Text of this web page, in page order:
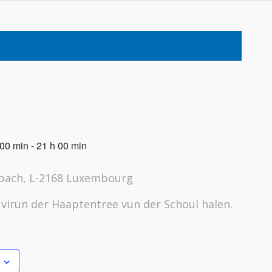
min -21 h 00 min
L-2168 Luxembourg
der Haaptentree vun der Schoul halen.